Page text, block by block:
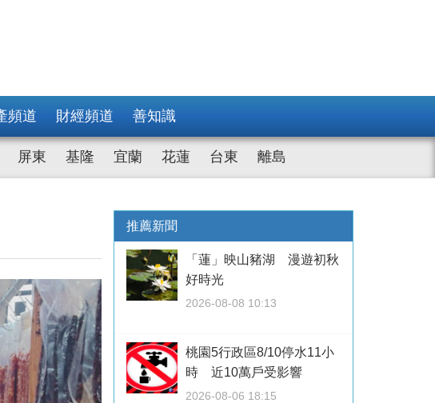
頻道 財經頻道 善知識
屏東 基隆 宜蘭 花蓮 台東 離島
推薦新聞
「蓮」映山豬湖 漫遊初秋
好時光
2026-08-08 10:13
桃園5行政區8/10停水11小
時 近10萬戶受影響
2026-08-06 18:15